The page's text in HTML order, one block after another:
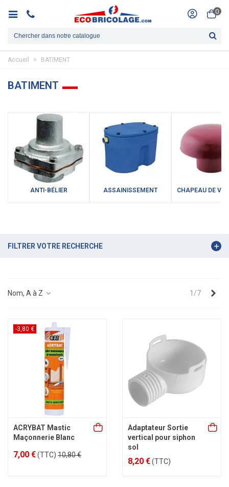
0
Accueil > BATIMENT
BATIMENT
ANTI-BÉLIER ASSAINISSEMENT CHAPEAU DE
FILTRER VOTRE RECHERCHE
Nom, A à Z 1/7
-3,80 €
ACRYBAT Mastic
Maçonnerie Blanc
7,00 €(TTC) 10,80 €
Adaptateur Sortie
vertical pour siphon
sol
8,20 €(TTC)